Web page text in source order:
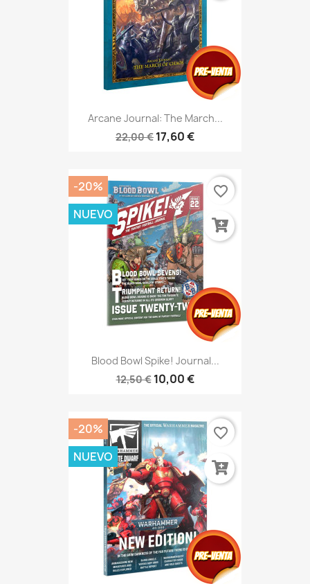
Arcane Journal: The March...
22,00 € 17,60 €
Blood Bowl Spike! Journal...
12,50 € 10,00 €
-20%
NUEVO
favorite_border
-20%
NUEVO
favorite_border